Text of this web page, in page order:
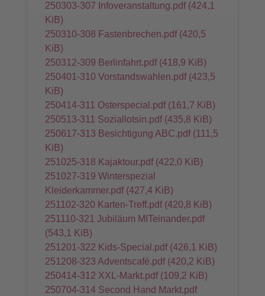
250303-307 Infoveranstaltung.pdf (424,1
KiB)
250310-308 Fastenbrechen.pdf (420,5
KiB)
250312-309 Berlinfahrt.pdf (418,9 KiB)
250401-310 Vorstandswahlen.pdf (423,5
KiB)
250414-311 Osterspecial.pdf (161,7 KiB)
250513-311 Soziallotsin.pdf (435,8 KiB)
250617-313 Besichtigung ABC.pdf (111,5
KiB)
251025-318 Kajaktour.pdf (422,0 KiB)
251027-319 Winterspezial
Kleiderkammer.pdf (427,4 KiB)
251102-320 Karten-Treff.pdf (420,8 KiB)
251110-321 Jubiläum MITeinander.pdf
(543,1 KiB)
251201-322 Kids-Special.pdf (426,1 KiB)
251208-323 Adventscafé.pdf (420,2 KiB)
250414-312 XXL-Markt.pdf (109,2 KiB)
250704-314 Second Hand Markt.pdf